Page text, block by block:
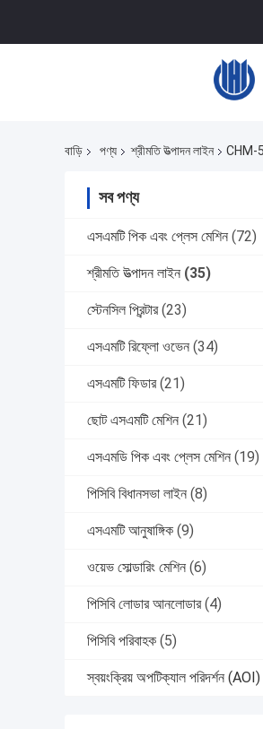
বাড়ি পণ্য শ্রীমতি উত্পাদন লাইন CHM-
সব পণ্য
এসএমটি পিক এবং প্লেস মেশিন (72)
শ্রীমতি উত্পাদন লাইন (35)
স্টেনসিল প্রিন্টার (23)
এসএমটি রিফ্লো ওভেন (34)
এসএমটি ফিডার (21)
ছোট এসএমটি মেশিন (21)
এসএমডি পিক এবং প্লেস মেশিন (19)
পিসিবি বিধানসভা লাইন (8)
এসএমটি আনুষাঙ্গিক (9)
ওয়েভ সোল্ডারিং মেশিন (6)
পিসিবি লোডার আনলোডার (4)
পিসিবি পরিবাহক (5)
স্বয়ংক্রিয় অপটিক্যাল পরিদর্শন (AOI)